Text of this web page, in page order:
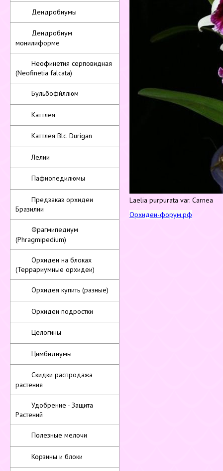
Дендробиумы
Дендробиум
монилиформе
Неофинетия серповидная
(Neofinetia falcata)
Бульбофи́ллюм
Каттлея
Каттлея Blc. Durigan
Лелии
Пафиопедилюмы
Предзаказ орхидеи
Бразилии
Фрагмипедиум
(Phragmipedium)
Орхидеи на блоках
(Террариумные орхидеи)
Орхидея купить (разные)
Орхидеи подростки
Целогины
Цимбидиумы
Скидки распродажа
растения
Удобрение - Защита
Растений
Полезные мелочи
Корзины и блоки
Laelia purpurata var. Carnea
Орхидеи-форум.рф